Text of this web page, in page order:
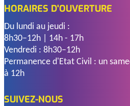
HORAIRES D'OUVERTURE
Du lundi au jeudi :
8h30–12h | 14h - 17h
Vendredi : 8h30–12h
Permanence d'Etat Civil : un
à 12h
SUIVEZ-NOUS